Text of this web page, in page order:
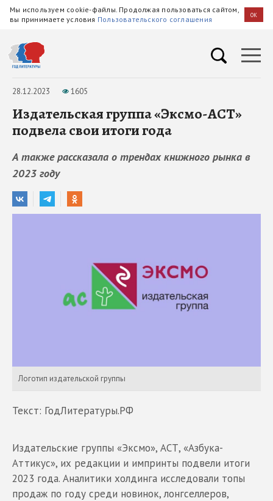
Мы используем cookie-файлы. Продолжая пользоваться сайтом,
вы принимаете условия Пользовательского соглашения OK
28.12.2023 1605
Издательская группа «Эксмо-АСТ»
подвела свои итоги года
А также рассказала о трендах книжного рынка в
2023 году
Логотип издательской группы
Текст: ГодЛитературы.РФ
Издательские группы «Эксмо», АСТ, «Азбука-
Аттикус», их редакции и импринты подвели итоги
2023 года. Аналитики холдинга исследовали топы
продаж по году среди новинок, лонгселлеров,